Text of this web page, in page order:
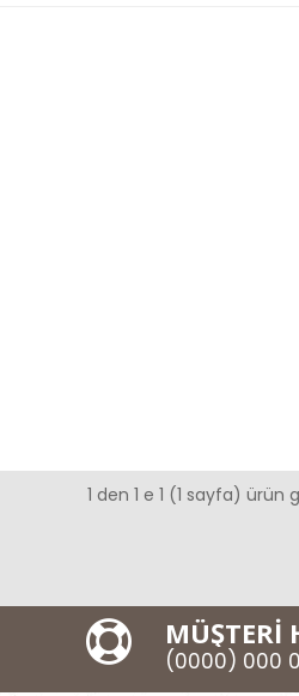
1 den 1 e 1 (1 sayfa) ürün
MÜŞTERİ
(0000) 000